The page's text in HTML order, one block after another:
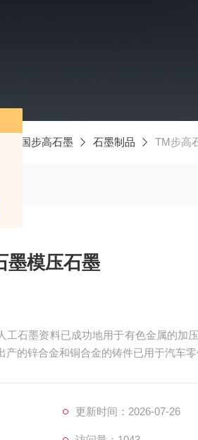
美国步高石墨 石墨制品 TM步高
墨模压石墨
工石墨资料已成功地用于有色金属的加
的锌合金和铜合金的铸件已用于汽车零
更新时间：2026-07-26